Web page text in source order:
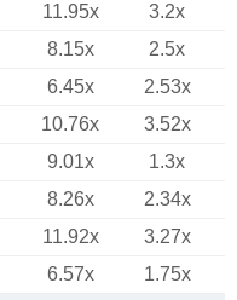
11.95x
3.2x
8.15x
2.5x
6.45x
2.53x
10.76x
3.52x
9.01x
1.3x
8.26x
2.34x
11.92x
3.27x
6.57x
1.75x